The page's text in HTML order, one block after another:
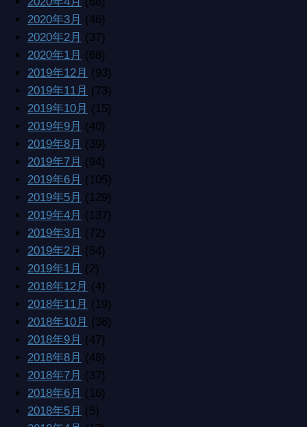
2020年2月 (37)
2020年1月 (68)
2019年12月(93)
2019年11月(73)
2019年10月 (15)
2019年9月(40)
2019年8月(39)
2019年7月 (94)
2019年6月 (105)
2019年5月 (129)
2019年4月 (137)
2019年3月 (72)
2019年2月 (54)
2019年1月 (2)
2018年12月(4)
2018年11月(19)
2018年10月 (36)
2018年9月(47)
2018年8月(48)
2018年7月 (37)
2018年6月 (16)
2018年5月 (5)
2018年4月 (17)
2018年3月 (4)